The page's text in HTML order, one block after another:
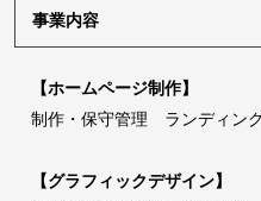
事業内容
【ホームページ制作】
制作・保守管理 ランディン
【グラフィックデザイン】